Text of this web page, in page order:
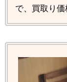
で、買取り価